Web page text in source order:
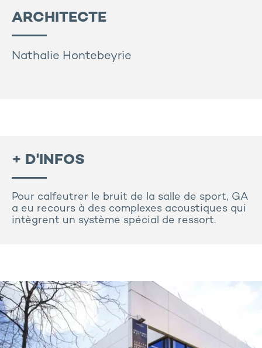
ARCHITECTE
Nathalie Hontebeyrie
+ D'INFOS
Pour calfeutrer le bruit de la salle de sport, GA
a eu recours à des complexes acoustiques qui
intègrent un système spécial de ressort.